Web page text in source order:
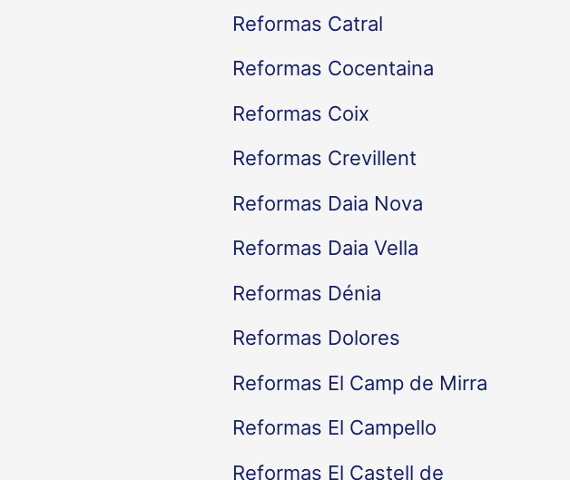
Reformas Catral
Reformas Cocentaina
Reformas Coix
Reformas Crevillent
Reformas Daia Nova
Reformas Daia Vella
Reformas Dénia
Reformas Dolores
Reformas El Camp de Mirra
Reformas El Campello
Reformas El Castell de